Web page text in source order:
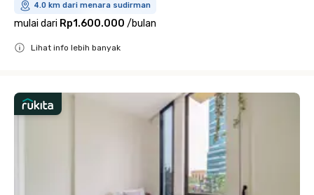
4.0 km dari menara sudirman
mulai dari Rp1.600.000 /bulan
Lihat info lebih banyak